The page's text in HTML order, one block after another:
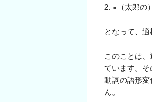
×（太郎の
となって、適
このことは
ています。
動詞の語形
ん。